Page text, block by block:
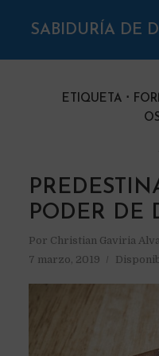
SABIDURÍA DE
ETIQUETA
PODER DE
Por Christian Gaviria
7 marzo, 2019